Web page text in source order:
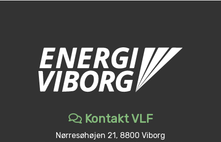
Kontakt VLF
Nørresøhøjen 21, 8800 Viborg